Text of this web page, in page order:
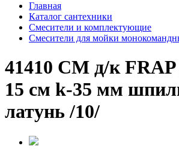
Главная
Каталог сантехники
Смесители и комплектующие
Смесители для мойки
41410 СМ д/к FRAP
15 см k-35 мм
латунь /10/